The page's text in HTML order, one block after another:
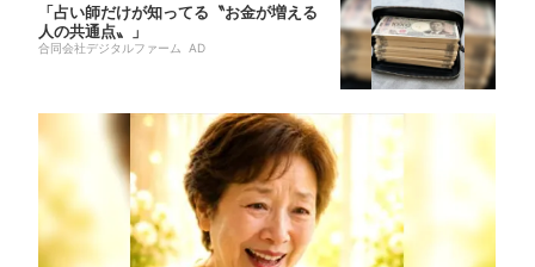
「占い師だけが知ってる〝お金が増える
人の共通点〟」
合同会社デジタルファーム AD